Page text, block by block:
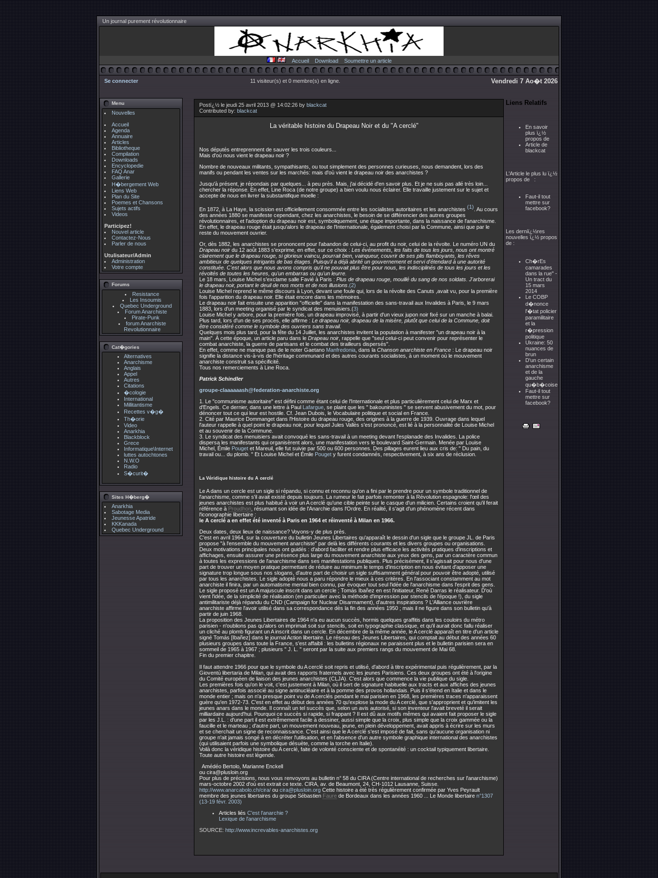
Un journal purement révolutionnaire
Accueil Download Soumettre un article
Se connecter 11 visiteur(s) et 0 membre(s) en ligne. Vendredi 7 Ao�t 2026
Menu
Nouvelles
Accueil
Agenda
Annuaire
Articles
Bibliotheque
Compilation
Downloads
Encyclopedie
FAQ Anar
Gallerie
H�bergement Web
Liens Web
Plan du Site
Poemes et Chansons
Sujets actifs
Videos
Participez!
Nouvel article
Contactez-Nous
Parler de nous
Utulisateur/Admin
Administration
Votre compte
Forums
Resistance
Les Insoumis
Quebec Underground
Forum Anarchiste
Pirate-Punk
forum Anarchiste
Revolutionnaire
Cat�gories
Alternatives
Anarchisme
Anglais
Appel
Autres
Citations
�cologie
International
Millitantisme
Recettes v�g�
Th�orie
Video
Anarkhia
Blackblock
Grece
Informatique\Internet
luttes autochtones
N.W.O
Radio
S�curit�
Sites H�berg�
Anarkhia
Sabotage Media
Jeunesse Apatride
KKKanada
Quebec Underground
Postï¿½ le jeudi 25 avril 2013 @ 14:02:26 by blackcat
Contributed by: blackcat
La véritable histoire du Drapeau Noir et du "A cerclé"
Nos députés entreprennent de sauver les trois couleurs...
Mais d'où nous vient le drapeau noir ?
Nombre de nouveaux militants, sympathisants, ou tout simplement des personnes curieuses, nous demandent, lors des
manifs ou pendant les ventes sur les marchés: mais d'où vient le drapeau noir des anarchistes ?
Jusqu'à présent, je répondais par quelques... à peu près. Mais, j'ai décidé d'en savoir plus. Et je ne suis pas allé très loin...
chercher la réponse. En effet, Line Roca (de notre groupe) a bien voulu nous éclairer. Elle travaille justement sur le sujet et
accepte de nous en livrer la substantifique moelle :
En 1872, à La Haye, la scission est officiellement consommée entre les socialistes autoritaires et les anarchistes (1) . Au cours
des années 1880 se manifeste cependant, chez les anarchistes, le besoin de se différencier des autres groupes
révolutionnaires, et l'adoption du drapeau noir est, symboliquement, une étape importante, dans la naissance de l'anarchisme.
En effet, le drapeau rouge était jusqu'alors le drapeau de l'Internationale, également choisi par la Commune, ainsi que par le
reste du mouvement ouvrier.
Or, dès 1882, les anarchistes se prononcent pour l'abandon de celui-ci, au profit du noir, celui de la révolte. Le numéro UN du
Drapeau noir du 12 août 1883 s'exprime, en effet, sur ce choix : Les événements, les faits de tous les jours, nous ont montré
clairement que le drapeau rouge, si glorieux vaincu, pourrait bien, vainqueur, couvrir de ses plis flamboyants, les rêves
ambitieux de quelques intrigants de bas étages. Puisqu'il a déjà abrité un gouvernement et servi d'étendard à une autorité
constituée. C'est alors que nous avons compris qu'il ne pouvait plus être pour nous, les indisciplinés de tous les jours et les
révoltés de toutes les heures, qu'un embarras ou qu'un leurre.
Le 18 mars, Louise Michel s'exclame salle Favié à Paris : Plus de drapeau rouge, mouillé du sang de nos soldats. J'arborerai
le drapeau noir, portant le deuil de nos morts et de nos illusions (2)
Louise Michel reprend le même discours à Lyon, devant une foule qui, lors de la révolte des Canuts ,avait vu, pour la première
fois l'apparition du drapeau noir. Elle était encore dans les mémoires.
Le drapeau noir fait ensuite une apparition "officielle" dans la manifestation des sans-travail aux Invalides à Paris, le 9 mars
1883, lors d'un meeting organisé par le syndicat des menuisiers. (3)
Louise Michel y arbore, pour la première fois, un drapeau improvisé, à partir d'un vieux jupon noir fixé sur un manche à balai.
Plus tard, lors d'un de ses procès, elle affirme : Le drapeau noir, drapeau de la misère, plutôt que celui de la Commune, doit
être considéré comme le symbole des ouvriers sans travail.
Quelques mois plus tard, pour la fête du 14 Juillet, les anarchistes invitent la population à manifester "un drapeau noir à la
main". À cette époque, un article paru dans le Drapeau noir , rappelle que "seul celui-ci peut convenir pour représenter le
combat anarchiste, la guerre de partisans et le combat des tirailleurs dispersés".
En effet, comme ne manque pas de le noter Gaetano Manfredonia , dans la Chanson anarchiste en France : Le drapeau noir
signifie la distance vis-à-vis de l'héritage communard et des autres courants socialistes, à un moment où le mouvement
anarchiste construit sa spécificité.
Tous nos remerciements à Line Roca.
Patrick Schindler
groupe-claaaaaash@federation-anarchiste.org
1. Le "communisme autoritaire" est défini comme étant celui de l'Internationale et plus particulièrement celui de Marx et
d'Engels. Ce dernier, dans une lettre à Paul Lafargue , se plaint que les " bakouninistes " se servent abusivement du mot, pour
dénoncer tout ce qui leur est hostile. Cf. Jean Dubois, le Vocabulaire politique et social en France.
2. Cité par Maurice Dommanget dans l'Histoire du drapeau rouge, des origines à la guerre de 1939. Ouvrage dans lequel
l'auteur rappelle à quel point le drapeau noir, pour lequel Jules Vallès s'est prononcé, est lié à la personnalité de Louise Michel
et au souvenir de la Commune.
3. Le syndicat des menuisiers avait convoqué les sans-travail à un meeting devant l'esplanade des Invalides. La police
dispersa les manifestants qui organisèrent alors, une manifestation vers le boulevard Saint-Germain. Menée par Louise
Michel, Émile Pouget et Mareuil, elle fut suivie par 500 ou 600 personnes. Des pillages eurent lieu aux cris de: " Du pain, du
travail ou... du plomb. " Et Louise Michel et Émile Pouget y furent condamnés, respectivement, à six ans de réclusion.
La Véridique histoire du A cerclé
Le A dans un cercle est un sigle si répandu, si connu et reconnu qu'on a fini par le prendre pour un symbole traditionnel de
l'anarchisme, comme s'il avait existé depuis toujours. La rumeur le fait parfois remonter à la Révolution espagnole: l'œil des
jeunes anarchistes est plus habitué à voir un A cerclé qu'une cible peinte sur le casque d'un milicien. Certains croient qu'il ferait
référence à Proudhon , résumant son idée de l'Anarchie dans l'Ordre. En réalité, il s'agit d'un phénomène récent dans
l'iconographie libertaire :
le A cerclé a en effet été inventé à Paris en 1964 et réinventé à Milan en 1966.
Deux dates, deux lieux de naissance? Voyons-y de plus près.
C'est en avril 1964, sur la couverture du bulletin Jeunes Libertaires qu'apparaît le dessin d'un sigle que le groupe JL. de Paris
propose "à l'ensemble du mouvement anarchiste" par delà les différents courants et les divers groupes ou organisations.
Deux motivations principales nous ont guidés : d'abord faciliter et rendre plus efficace les activités pratiques d'inscriptions et
affichages, ensuite assurer une présence plus large du mouvement anarchiste aux yeux des gens, par un caractère commun
à toutes les expressions de l'anarchisme dans ses manifestations publiques. Plus précisément, il s'agissait pour nous d'une
part de trouver un moyen pratique permettant de réduire au minimum le temps d'inscription en nous évitant d'apposer une
signature trop longue sous nos slogans, d'autre part de choisir un sigle suffisamment général pour pouvoir être adopté, utilisé
par tous les anarchistes. Le sigle adopté nous a paru répondre le mieux à ces critères. En l'associant constamment au mot
anarchiste il finira, par un automatisme mental bien connu, par évoquer tout seul l'idée de l'anarchisme dans l'esprit des gens.
Le sigle proposé est un A majuscule inscrit dans un cercle ; Tomás Ibañez en est l'initiateur, René Darras le réalisateur. D'où
vient l'idée, de la simplicité de réalisation (en particulier avec la méthode d'impression par stencils de l'époque !), du sigle
antimilitariste déjà répandu du CND (Campaign for Nuclear Disarmament), d'autres inspirations ? L'Alliance ouvrière
anarchiste affirme l'avoir utilisé dans sa correspondance dès la fin des années 1950 ; mais il ne figure dans son bulletin qu'à
partir de juin 1968.
La proposition des Jeunes Libertaires de 1964 n'a eu aucun succès, hormis quelques graffitis dans les couloirs du métro
parisien - n'oublions pas qu'alors on imprimait soit sur stencils, soit en typographie classique, et qu'il aurait donc fallu réaliser
un cliché au plomb figurant un A inscrit dans un cercle. En décembre de la même année, le A cerclé apparaît en titre d'un article
signé Tomás [Ibañez] dans le journal Action libertaire. Le réseau des Jeunes Libertaires, qui comptait au début des années 60
plusieurs groupes dans toute la France, s'est affaibli : les bulletins régionaux ne paraissent plus et le bulletin parisien sera en
sommeil de 1965 à 1967 ; plusieurs " J. L. " seront par la suite aux premiers rangs du mouvement de Mai 68.
Fin du premier chapitre.
Il faut attendre 1966 pour que le symbole du A cerclé soit repris et utilisé, d'abord à titre expérimental puis régulièrement, par la
Gioventù libertaria de Milan, qui avait des rapports fraternels avec les jeunes Parisiens. Ces deux groupes ont été à l'origine
du Comité européen de liaison des jeunes anarchistes (CLJA). C'est alors que commence la vie publique du sigle.
Les premières fois qu'on le voit, c'est justement à Milan, où il sert de signature habituelle aux tracts et aux affiches des jeunes
anarchistes, parfois associé au signe antinucléaire et à la pomme des provos hollandais. Puis il s'étend en Italie et dans le
monde entier ; mais on n'a presque point vu de A cerclés pendant le mai parisien en 1968, les premières traces n'apparaissent
guère qu'en 1972-73. C'est en effet au début des années 70 qu'explose la mode du A cerclé, que s'approprient et qu'imitent les
jeunes anars dans le monde. Il connaît un tel succès que, selon un avis autorisé, si son inventeur l'avait breveté il serait
milliardaire aujourd'hui. Pourquoi ce succès si rapide, si frappant ? Il est dû aux motifs mêmes qui avaient fait proposer le sigle
par les J.L. : d'une part il est extrêmement facile à dessiner, aussi simple que la croix, plus simple que la croix gammée ou la
faucille et le marteau ; d'autre part, un mouvement nouveau, jeune, en plein développement, avait appris à écrire sur les murs
et se cherchait un signe de reconnaissance. C'est ainsi que le A cerclé s'est imposé de fait, sans qu'aucune organisation ni
groupe n'ait jamais songé à en décréter l'utilisation, et en l'absence d'un autre symbole graphique international des anarchistes
(qui utilisaient parfois une symbolique désuète, comme la torche en Italie).
Voilà donc la véridique histoire du A cerclé, faite de volonté consciente et de spontanéité : un cocktail typiquement libertaire.
Toute autre histoire est légende.
Amédéo Bertolo, Marianne Enckell
ou cira@plusloin.org
Pour plus de précisions, nous vous renvoyons au bulletin n° 58 du CIRA (Centre international de recherches sur l'anarchisme)
mars-octobre 2002 d'où est extrait ce texte. CIRA, av. de Beaumont, 24, CH-1012 Lausanne, Suisse.
http://www.anarcabolo.ch/cira/ ou cira@plusloin.org Cette histoire a été très régulièrement confirmée par Yves Peyrault
membre des jeunes libertaires du groupe Sébastien Faure de Bordeaux dans les années 1960 ... Le Monde libertaire n°1307
(13-19 févr. 2003)
Articles liés C'est l'anarchie ?
Lexique de l'anarchisme
SOURCE: http://www.increvables-anarchistes.org
Liens Relatifs
En savoir
plus ï¿½
propos de
Article de
blackcat
L'Article le plus lu ï¿½
propos de :
Faut-il tout
mettre sur
facebook?
Les derniï¿½res
nouvelles ï¿½ propos
de :
Ch�rEs
camarades
dans la rue" -
Un tract du
15 mars
2014
Le COBP
d�nonce
l'�tat policier
paramilitaire
et la
r�pression
politique
Ukraine: 50
nuances de
brun
D'un certain
anarchisme
et de la
gauche
qu�b�coise
Faut-il tout
mettre sur
facebook?